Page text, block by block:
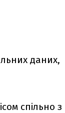
даних,
спільно з